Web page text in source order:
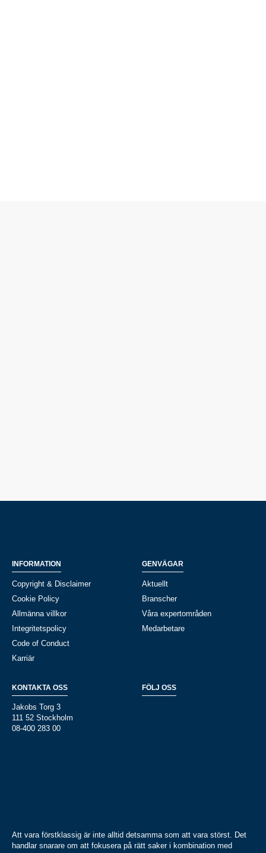
INFORMATION
Copyright & Disclaimer
Cookie Policy
Allmänna villkor
Integritetspolicy
Code of Conduct
Karriär
GENVÄGAR
Aktuellt
Branscher
Våra expertområden
Medarbetare
KONTAKTA OSS
Jakobs Torg 3
111 52 Stockholm
08-400 283 00
FÖLJ OSS
Att vara förstklassig är inte alltid detsamma som att vara störst. Det
handlar snarare om att fokusera på rätt saker i kombination med